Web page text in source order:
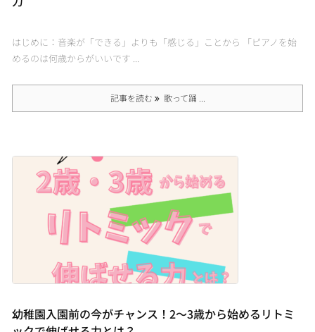
はじめに：音楽が「できる」よりも「感じる」ことから 「ピアノを始
めるのは何歳からがいいです ...
記事を読む 歌って踊 ...
幼稚園入園前の今がチャンス！2〜3歳から始めるリトミ